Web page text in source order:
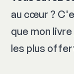
au cœur ?
que mon livre
les plus